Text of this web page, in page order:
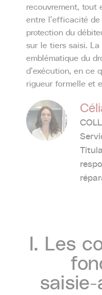
recouvrement, tout
entre l’efficacité
protection du
sur le tiers saisi.
emblématique du
d’exécution, en ce
rigueur formelle et
I. Les